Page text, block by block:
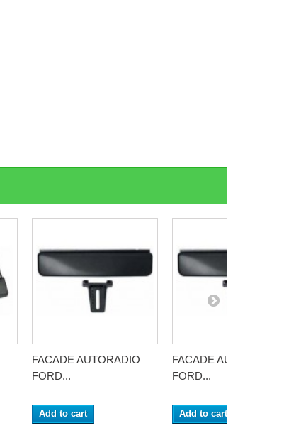
FACADE AUTORADIO
FORD...
Add to cart
FACADE AUTORADIO
FORD...
Add to cart